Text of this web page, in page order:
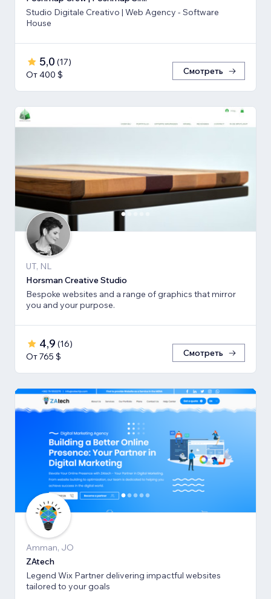
Studio Digitale Creativo | Web Agency - Software
House
5,0 (17)
От 400 $
Смотреть
UT, NL
Horsman Creative Studio
Bespoke websites and a range of graphics that mirror
you and your purpose.
4,9 (16)
От 765 $
Смотреть
Amman, JO
ZAtech
Legend Wix Partner delivering impactful websites
tailored to your goals